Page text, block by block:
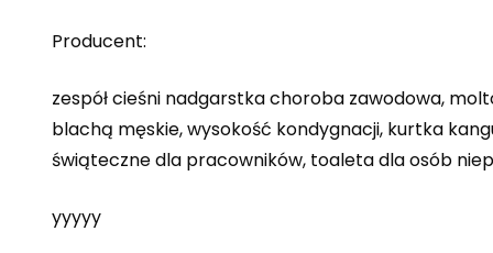
Producent:
zespół cieśni nadgarstka choroba zawodowa,
blachą męskie, wysokość kondygnacji, kurtka
świąteczne dla pracowników, toaleta dla osób
yyyyy